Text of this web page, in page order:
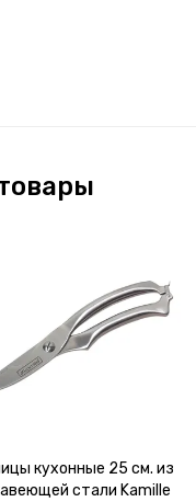
кухонные 25 см. из
стали Kamille